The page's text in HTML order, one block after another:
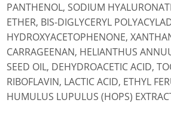
PANTHENOL, SODIUM
ETHER, BIS-DIGLYCERYL
HYDROXYACETOPHENONE,
CARRAGEENAN, HELIANTHUS
SEED OIL, DEHYDROACETIC ACID,
RIBOFLAVIN, LACTIC ACID, ETHYL
HUMULUS LUPULUS (HOPS)